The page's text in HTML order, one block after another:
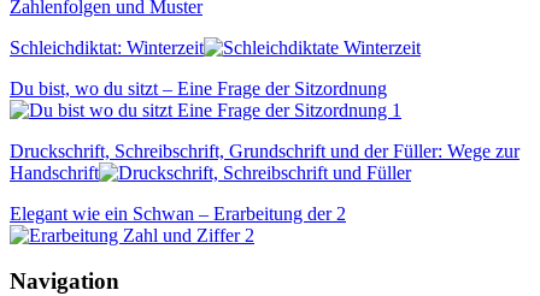
Schleichdiktat: Winterzeit
Du bist, wo du sitzt – Eine Frage der Sitzordnung
Druckschrift, Schreibschrift, Grundschrift und der Füller: Wege zur
Handschrift
Elegant wie ein Schwan – Erarbeitung der 2
Navigation